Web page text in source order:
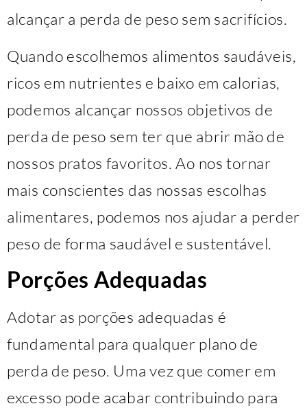
alcançar a perda de peso sem sacrifícios.
Quando escolhemos alimentos saudáveis,
ricos em nutrientes e baixo em calorias,
podemos alcançar nossos objetivos de
perda de peso sem ter que abrir mão de
nossos pratos favoritos. Ao nos tornar
mais conscientes das nossas escolhas
alimentares, podemos nos ajudar a perder
peso de forma saudável e sustentável.
Porções Adequadas
Adotar as porções adequadas é
fundamental para qualquer plano de
perda de peso. Uma vez que comer em
excesso pode acabar contribuindo para